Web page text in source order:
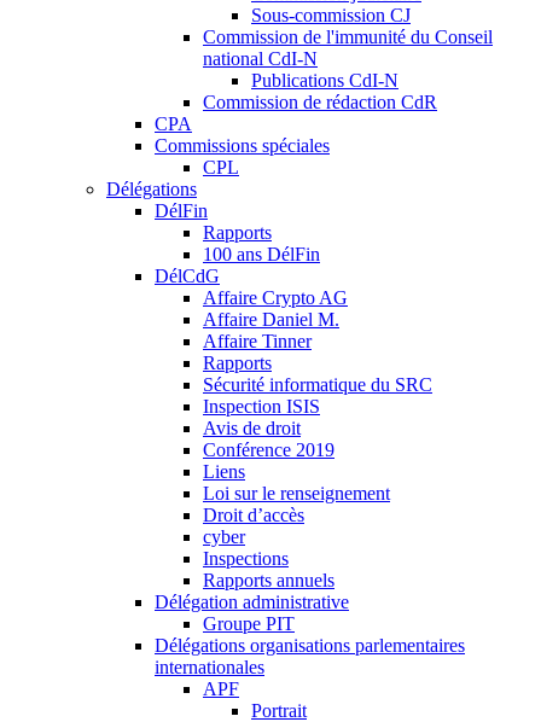
Sous-commission CJ
Commission de l'immunité du Conseil
national CdI-N
Publications CdI-N
Commission de rédaction CdR
CPA
Commissions spéciales
CPL
Délégations
DélFin
Rapports
100 ans DélFin
DélCdG
Affaire Crypto AG
Affaire Daniel M.
Affaire Tinner
Rapports
Sécurité informatique du SRC
Inspection ISIS
Avis de droit
Conférence 2019
Liens
Loi sur le renseignement
Droit d’accès
cyber
Inspections
Rapports annuels
Délégation administrative
Groupe PIT
Délégations organisations parlementaires
internationales
APF
Portrait